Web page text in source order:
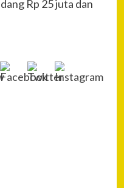
Rp 25 juta dan